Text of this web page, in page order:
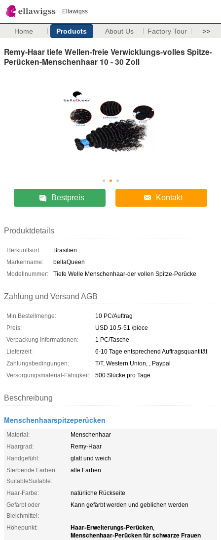
Ellawigss
Home Products About Us Factory Tour >>
Remy-Haar tiefe Wellen-freie Verwicklungs-volles Spitze-
Perücken-Menschenhaar 10 - 30 Zoll
Bestpreis Kontakt
Produktdetails
Herkunftsort:
Brasilien
Markenname:
bellaQueen
Modellnummer:
Tiefe Welle Menschenhaar-der vollen Spitze-Perücke
Zahlung und Versand AGB
Min Bestellmenge:
10 PC/Auftrag
Preis:
USD 10.5-51 /piece
Verpackung Informationen:
1 PC/Tasche
Lieferzeit:
6-10 Tage entsprechend Auftragsquantität
Zahlungsbedingungen:
T/T, Western Union, , Paypal
Versorgungsmaterial-Fähigkeit:
500 Stücke pro Tage
Beschreibung
Menschenhaarspitzeperücken
Material:
Menschenhaar
Haargrad:
Remy-Haar
Handgefühl:
glatt und weich
Sterbende Farben
SuitableSuitable:
alle Farben
Haar-Farbe:
natürliche Rückseite
Gefärbt oder
Bleichmittel:
Kann gefärbt werden und geblichen werden
Höhepunkt: Haar-Erweiterungs-Perücken,
Menschenhaar-Perücken für schwarze Frauen